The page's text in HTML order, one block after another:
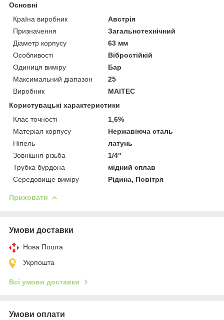
Основні
Країна виробник
Австрія
Призначення
Загальнотехнічний
Діаметр корпусу
63 мм
Особливості
Вібростійкій
Одиниця виміру
Бар
Максимальний діапазон
25
Виробник
MAITEC
Користувацькі характеристики
Клас точності
1,6%
Матеріал корпусу
Нержавіюча сталь
Ніпель
латунь
Зовнішня різьба
1/4"
Трубка бурдона
мідний сплав
Середовище виміру
Рідина, Повітря
Приховати
Умови доставки
Нова Пошта
Укрпошта
Всі умови доставки
Умови оплати